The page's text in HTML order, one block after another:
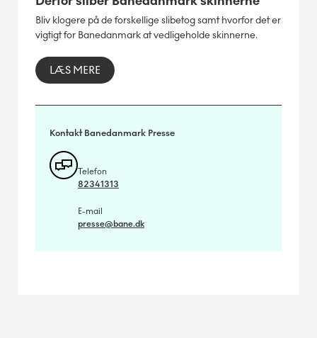
Bliv klogere på de forskellige slibetog samt hvorfor det er
vigtigt for Banedanmark at vedligeholde skinnerne.
LÆS MERE
Kontakt Banedanmark Presse
Telefon
82341313
E-mail
presse@bane.dk